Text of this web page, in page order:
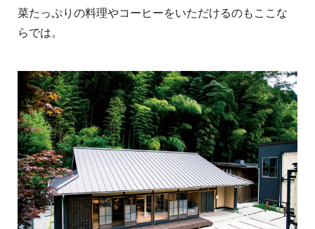
菜たっぷりの料理やコーヒーをいただけるのもここな
らでは。